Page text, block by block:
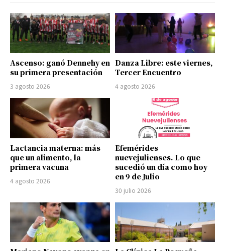
Ascenso: ganó Dennehy en
su primera presentación
3 agosto 2026
Danza Libre: este viernes,
Tercer Encuentro
4 agosto 2026
Lactancia materna: más
que un alimento, la
primera vacuna
4 agosto 2026
Efemérides
nuevejulienses. Lo que
sucedió un día como hoy
en 9 de Julio
30 julio 2026